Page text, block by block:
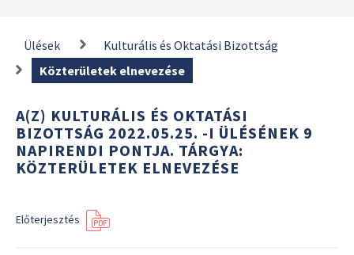
Ülések
Kulturális és Oktatási Bizottság
Közterületek elnevezése
A(Z) KULTURÁLIS ÉS OKTATÁSI
BIZOTTSÁG 2022.05.25. -I ÜLÉSÉNEK 9
NAPIRENDI PONTJA. TÁRGYA:
KÖZTERÜLETEK ELNEVEZÉSE
Előterjesztés